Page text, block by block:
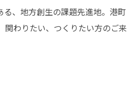
、地方創生の課題先進地。港町
関わりたい、つくりたい方のご来